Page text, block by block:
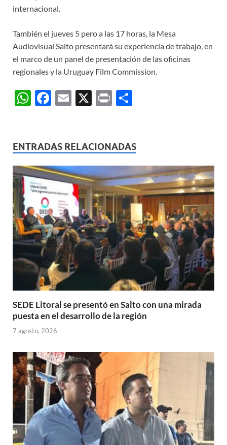
internacional.
También el jueves 5 pero a las 17 horas, la Mesa
Audiovisual Salto presentará su experiencia de trabajo, en
el marco de un panel de presentación de las oficinas
regionales y la Uruguay Film Commission.
W
s
A
p
p
F
b
o
o
k
E
X
P
p
ar
ti
r
ENTRADAS RELACIONADAS
SEDE Litoral se presentó en Salto con una mirada
puesta en el desarrollo de la región
7 agosto, 2026